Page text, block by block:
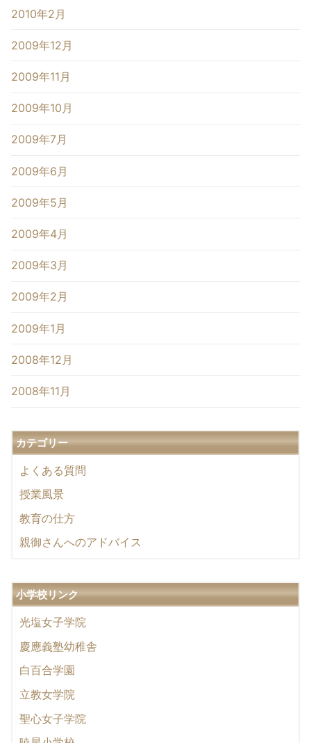
2010年2月
2009年12月
2009年11月
2009年10月
2009年7月
2009年6月
2009年5月
2009年4月
2009年3月
2009年2月
2009年1月
2008年12月
2008年11月
カテゴリー
よくある質問
授業風景
教育の仕方
親御さんへのアドバイス
小学校リンク
光塩女子学院
慶應義塾幼稚舎
白百合学園
立教女学院
聖心女子学院